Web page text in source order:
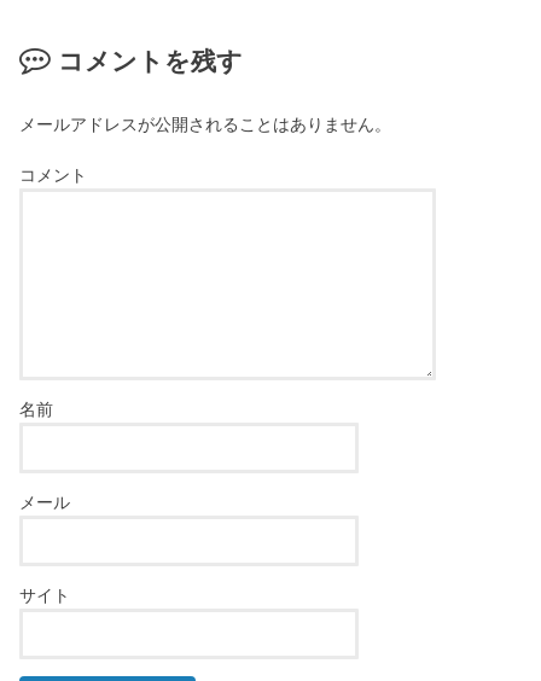
コメントを残す
メールアドレスが公開されることはありません。
コメント
名前
メール
サイト